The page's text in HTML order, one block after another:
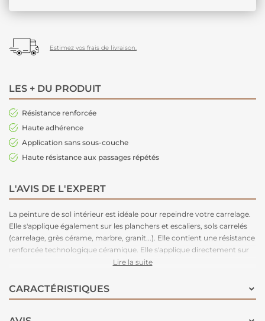
Estimez vos frais de livraison.
LES + DU PRODUIT
Résistance renforcée
Haute adhérence
Application sans sous-couche
Haute résistance aux passages répétés
L'AVIS DE L'EXPERT
La peinture de sol intérieur est idéale pour repeindre votre carrelage.
Elle s'applique également sur les planchers et escaliers, sols carrelés
(carrelage, grès cérame, marbre, granit...). Elle contient une résistance
renforcée technologique céramique. Elle s'applique directement sur
vos surfaces sans sous-couche, très bonne résistance aux passages et
séchage complet = 24 heures.
Lire la suite
CARACTÉRISTIQUES